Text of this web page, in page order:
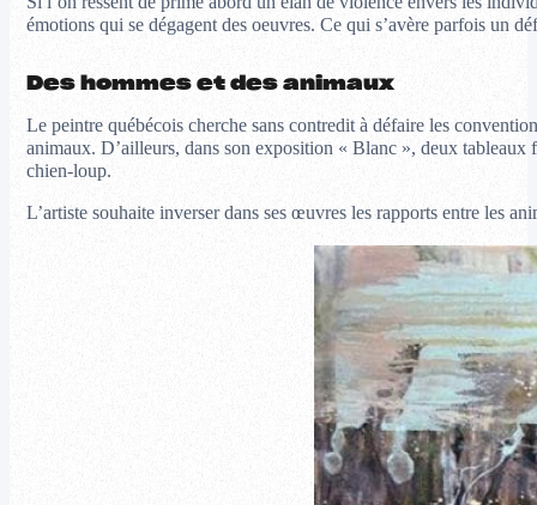
émotions qui se dégagent des oeuvres. Ce qui s’avère parfois un
Des hommes et des animaux
Le peintre québécois cherche sans contredit à défaire les
animaux. D’ailleurs, dans son exposition « Blanc », deux tableaux
chien-loup.
L’artiste souhaite inverser dans ses œuvres les rapports entre les